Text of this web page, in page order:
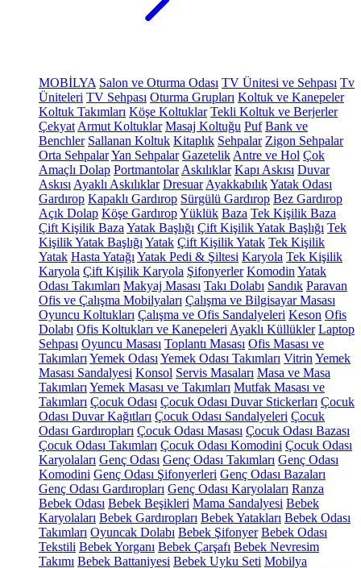
MOBİLYA Salon ve Oturma Odası TV Ünitesi ve Sehpası Tv
Üniteleri TV Sehpası Oturma Grupları Koltuk ve Kanepeler
Koltuk Takımları Köşe Koltuklar Tekli Koltuk ve Berjerler
Çekyat Armut Koltuklar Masaj Koltuğu Puf Bank ve
Benchler Sallanan Koltuk Kitaplık Sehpalar Zigon Sehpalar
Orta SehpalarYan Sehpalar Gazetelik Antre ve Hol Çok
Amaçlı Dolap Portmantolar Askılıklar Kapı Askısı Duvar
Askısı Ayaklı Askılıklar Dresuar AyakkabılıkYatak Odası
Gardırop Kapaklı Gardırop Sürgülü Gardırop Bez Gardırop
Açık Dolap Köşe GardıropYüklük Baza Tek Kişilik Baza
Çift Kişilik Baza Yatak Başlığı Çift Kişilik Yatak Başlığı Tek
Kişilik Yatak Başlığı Yatak Çift Kişilik Yatak Tek Kişilik
Yatak Hasta Yatağı Yatak Pedi & Şiltesi Karyola Tek Kişilik
Karyola Çift Kişilik Karyola Şifonyerler Komodin Yatak
Odası Takımları Makyaj Masası Takı Dolabı Sandık Paravan
Ofis ve Çalışma Mobilyaları Çalışma ve Bilgisayar Masası
Oyuncu Koltukları Çalışma ve Ofis Sandalyeleri Keson Ofis
Dolabı Ofis Koltukları ve Kanepeleri Ayaklı Küllükler Laptop
Sehpası Oyuncu Masası Toplantı Masası Ofis Masası ve
Takımları Yemek Odası Yemek Odası Takımları Vitrin Yemek
Masası Sandalyesi Konsol Servis Masaları Masa ve Masa
Takımları Yemek Masası ve Takımları Mutfak Masası ve
Takımları Çocuk Odası Çocuk Odası Duvar Stickerları Çocuk
Odası Duvar Kağıtları Çocuk Odası Sandalyeleri Çocuk
Odası Gardıropları Çocuk Odası Masası Çocuk Odası Bazası
Çocuk Odası Takımları Çocuk Odası Komodini Çocuk Odası
Karyolaları Genç Odası Genç Odası Takımları Genç Odası
Komodini Genç Odası Şifonyerleri Genç Odası Bazaları
Genç Odası Gardıropları Genç Odası Karyolaları Ranza
Bebek Odası Bebek Beşikleri Mama Sandalyesi Bebek
Karyolaları Bebek Gardıropları Bebek Yatakları Bebek Odası
Takımları Oyuncak Dolabı Bebek Şifonyer Bebek Odası
Tekstili Bebek Yorganı Bebek Çarşafı Bebek Nevresim
Takımı Bebek Battaniyesi Bebek Uyku Seti Mobilya